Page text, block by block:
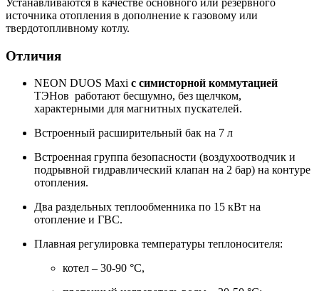
источника отопления в дополнение к газовому или
твердотопливному котлу.
Отличия
NEON DUOS Maxi с сим​исторной коммутацией
ТЭНов работают бесшумно, без щелчком,
характерными для магнитных пускателей.
Встроенный раcширительный бак на 7 л
Встроенная группа безопасности (воздухоотводчик и
подрывной гидравлический клапан на 2 бар) на контуре
отопления.
Два раздельных теплообменника по 15 кВт на
отопление и ГВС.
Плавная регулировка температуры теплоносителя:
котел – 30-90 °С,